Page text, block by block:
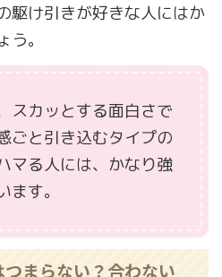
駆け引きが好きな人にはか
。
スカッとする面白さで
ごと引き込むタイプの
マる人には、かなり強
す。
まらない？合わない